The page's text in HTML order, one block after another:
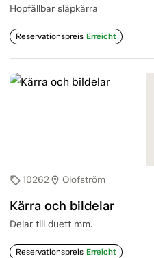
Hopfällbar släpkärra
Reservationspreis Erreicht
sell10262location_on Olofström
Kärra och bildelar
Delar till duett mm.
Reservationspreis Erreicht